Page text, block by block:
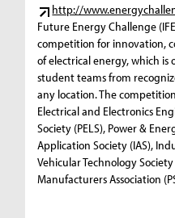
http://
Future Energy Challenge
competition for innovation,
of electrical energy, which
student teams from
any location. The
Electrical and Electronics
Society (PELS), Power &
Application Society (IAS),
Vehicular Technology
Manufacturers Association